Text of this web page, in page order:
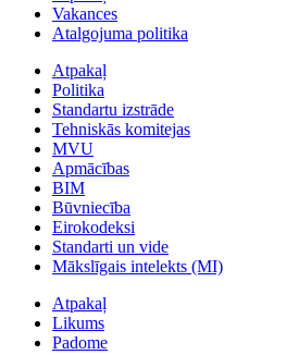
Vakances
Atalgojuma politika
Atpakaļ
Politika
Standartu izstrāde
Tehniskās komitejas
MVU
Apmācības
BIM
Būvniecība
Eirokodeksi
Standarti un vide
Mākslīgais intelekts (MI)
Atpakaļ
Likums
Padome